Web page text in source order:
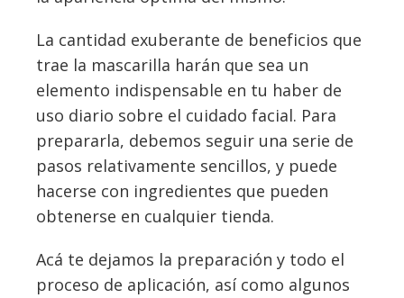
La cantidad exuberante de beneficios que
trae la mascarilla harán que sea un
elemento indispensable en tu haber de
uso diario sobre el cuidado facial. Para
prepararla, debemos seguir una serie de
pasos relativamente sencillos, y puede
hacerse con ingredientes que pueden
obtenerse en cualquier tienda.
Acá te dejamos la preparación y todo el
proceso de aplicación, así como algunos